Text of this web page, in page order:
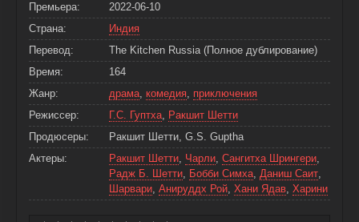
Премьера:
2022-06-10
Страна:
Индия
Перевод:
The Kitchen Russia (Полное дублирование)
Время:
164
Жанр:
драма, комедия, приключения
Режиссер:
Г.С. Гуптха, Ракшит Шетти
Продюсеры:
Ракшит Шетти, G.S. Guptha
Актеры:
Ракшит Шетти, Чарли, Сангитха Шрингери,
Радж Б. Шетти, Бобби Симха, Даниш Саит,
Шарвари, Анируддх Рой, Хани Ядав, Харини